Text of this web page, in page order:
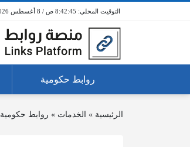
8:42:45 ص / 8 أغسطس 2026
روابط حكومية
الرئيسية » الخدمات » روابط حكومية